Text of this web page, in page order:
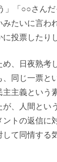
」「○○さん
たいに言わ
投票したり
、日夜熟考
同じ一票
主義という
、人間とい
トの返信に
て同情する